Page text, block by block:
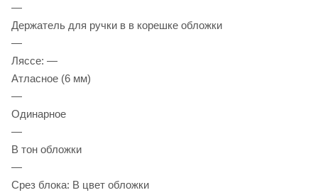
—
Держатель для ручки в в корешке обложки
—
Ляссе: —
Атласное (6 мм)
—
Одинарное
—
В тон обложки
—
Срез блока: В цвет обложки